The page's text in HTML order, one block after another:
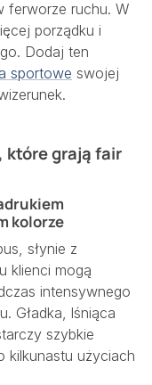
ferworze ruchu. W
porządku i
Dodaj ten
sportowe swojej
które grają fair
kolorze
słynie z
klienci mogą
intensywnego
Gładka, lśniąca
szybkie
kilkunastu użyciach